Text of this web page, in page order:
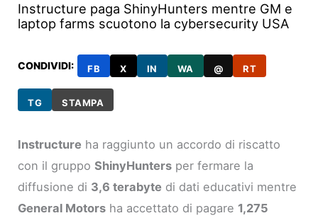
Instructure paga ShinyHunters mentre GM e
laptop farms scuotono la cybersecurity USA
CONDIVIDI: FB X IN WA @ RT
TG STAMPA
Instructure ha raggiunto un accordo di riscatto
con il gruppoShinyHunters per fermare la
diffusione di 3,6 terabyte di dati educativi mentre
General Motors ha accettato di pagare 1,275